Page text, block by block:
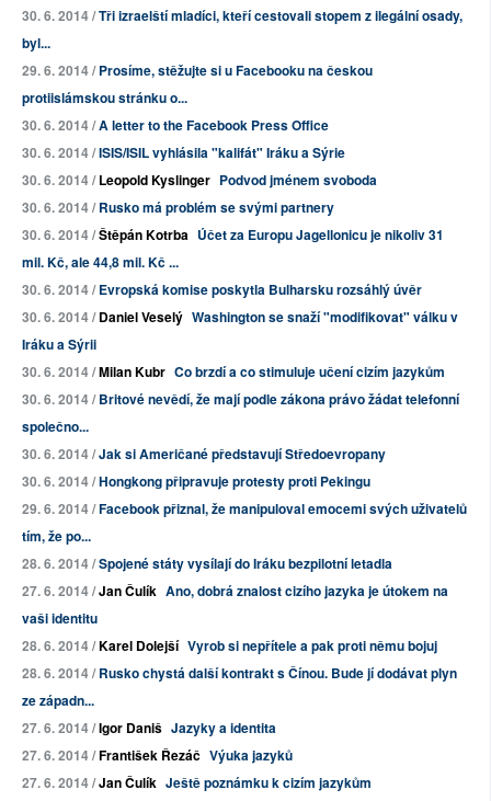
30. 6. 2014 /Tři izraelští mladíci, kteří cestovali stopem z ilegální osady,
byl...
29. 6. 2014 /Prosíme, stěžujte si u Facebooku na českou
protiislámskou stránku o...
30. 6. 2014 /A letter to the Facebook Press Office
30. 6. 2014 /ISIS/ISIL vyhlásila "kalifát" Iráku a Sýrie
30. 6. 2014 /Leopold Kyslinger Podvod jménem svoboda
30. 6. 2014 /Rusko má problém se svými partnery
30. 6. 2014 /Štěpán Kotrba Účet za Europu Jagellonicu je nikoliv 31
mil. Kč, ale 44,8 mil. Kč ...
30. 6. 2014 /Evropská komise poskytla Bulharsku rozsáhlý úvěr
30. 6. 2014 /Daniel Veselý Washington se snaží "modifikovat" válku v
Iráku a Sýrii
30. 6. 2014 /Milan Kubr Co brzdí a co stimuluje učení cizím jazykům
30. 6. 2014 /Britové nevědí, že mají podle zákona právo žádat telefonní
společno...
30. 6. 2014 /Jak si Američané představují Středoevropany
30. 6. 2014 /Hongkong připravuje protesty proti Pekingu
29. 6. 2014 /Facebook přiznal, že manipuloval emocemi svých uživatelů
tím, že po...
28. 6. 2014 /Spojené státy vysílají do Iráku bezpilotní letadla
27. 6. 2014 /Jan Čulík Ano, dobrá znalost cizího jazyka je útokem na
vaši identitu
28. 6. 2014 /Karel Dolejší Vyrob si nepřítele a pak proti němu bojuj
28. 6. 2014 /Rusko chystá další kontrakt s Čínou. Bude jí dodávat plyn
ze západn...
27. 6. 2014 /Igor Daniš Jazyky a identita
27. 6. 2014 /František Řezáč Výuka jazyků
27. 6. 2014 /Jan Čulík Ještě poznámku k cizím jazykům